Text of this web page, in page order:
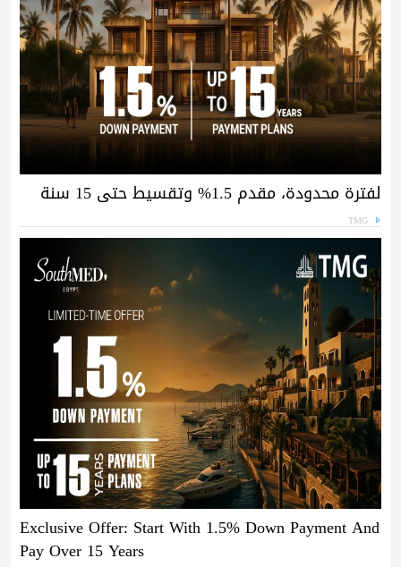
لفترة محدودة، مقدم 1.5% وتقسيط حتى 15 سنة
TMG
Exclusive Offer: Start With 1.5% Down Payment And
Pay Over 15 Years